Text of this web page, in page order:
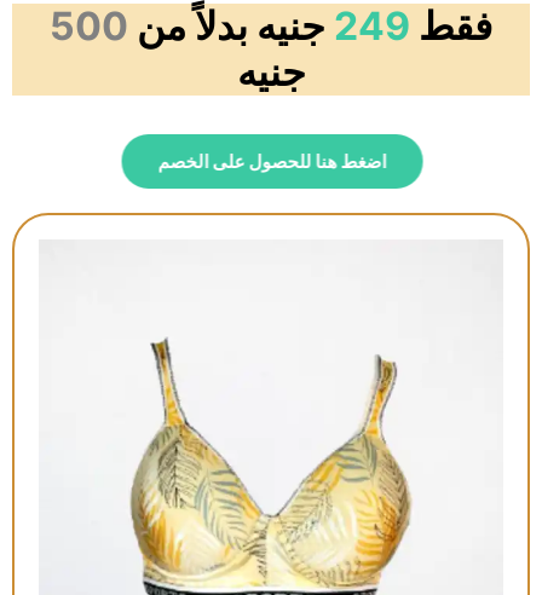
فقط 249 جنيه بدلاً من 500
جنيه
اضغط هنا للحصول على الخصم